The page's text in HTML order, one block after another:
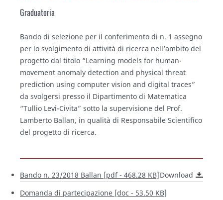
Graduatoria
Bando di selezione per il conferimento di n. 1 assegno
per lo svolgimento di attività di ricerca nell’ambito del
progetto dal titolo “Learning models for human-
movement anomaly detection and physical threat
prediction using computer vision and digital traces”
da svolgersi presso il Dipartimento di Matematica
“Tullio Levi-Civita” sotto la supervisione del Prof.
Lamberto Ballan, in qualità di Responsabile Scientifico
del progetto di ricerca.
Bando n. 23/2018 Ballan [pdf - 468.28 KB]Download
Domanda di partecipazione [doc - 53.50 KB]